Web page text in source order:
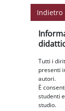
Indietro
Blocchi
Tutti i
presenti
autori.
È
studenti
studio.